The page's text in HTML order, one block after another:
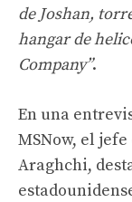
de Joshan,
hangar de
Company”.
En una
MSNow, el
Araghchi,